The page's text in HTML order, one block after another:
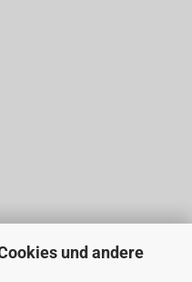
und andere